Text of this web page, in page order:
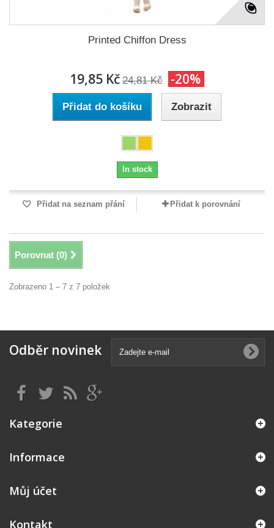
Printed Chiffon Dress
19,85 Kč 24,81 Kč -20%
Přidat do košíku Zobrazit
In stock
Přidat na seznam přání Přidat k porovnání
Porovnat (0)
Zobrazeno 1 – 7 z 7 položek
Odběr novinek
Kategorie
Informace
Můj účet
Kontakt